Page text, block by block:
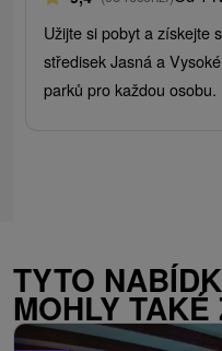
Užijte si pobyt a získejte
středisek Jasná a
parků pro každou osobu.
TYTO
MOHLY